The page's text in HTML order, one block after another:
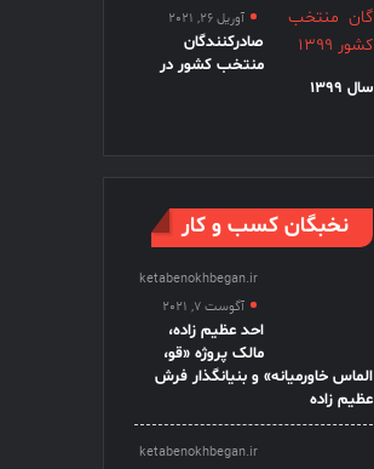
آوریل 26, 2021
صادرکنندگان
منتخب کشور در
سال 1399
نخبگان کسب و کار
ketabenokhbegan.ir
آگوست 7, 2021
احد عظیم زاده،
مالک پروژه «قو،
الماس خاورمیانه» و بنیانگذار فرش
عظیم زاده
ketabenokhbegan.ir